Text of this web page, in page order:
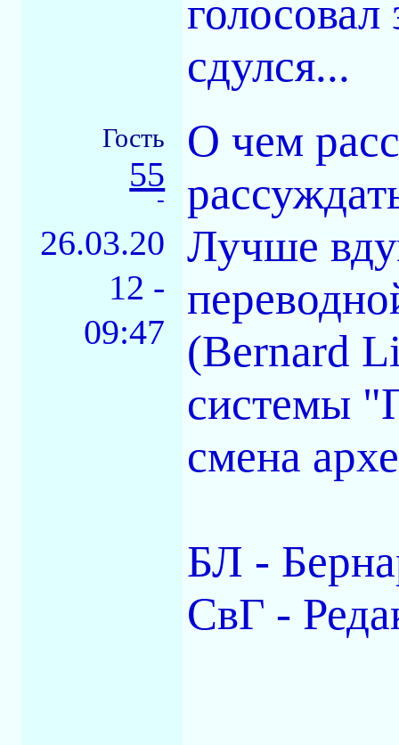
сдулся...
Гость
55
-
26.03.20
12 -
09:47
О чем
Лучше
(Bernard
системы
смена
БЛ -
СвГ -